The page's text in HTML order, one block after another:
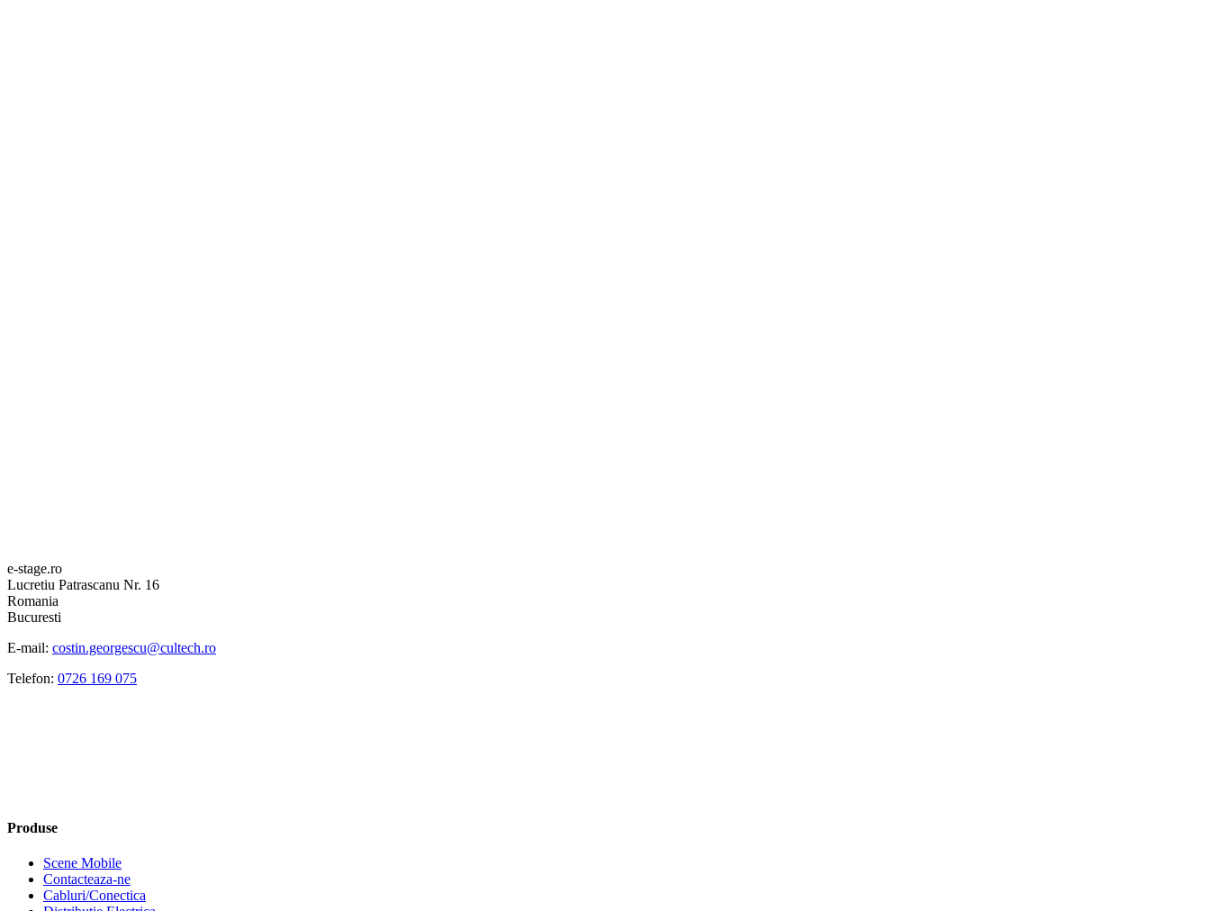
e-stage.ro
Lucretiu Patrascanu Nr. 16
Romania
Bucuresti
E-mail: costin.georgescu@cultech.ro
Telefon: 0726 169 075
Produse
Scene Mobile
Contacteaza-ne
Cabluri/Conectica